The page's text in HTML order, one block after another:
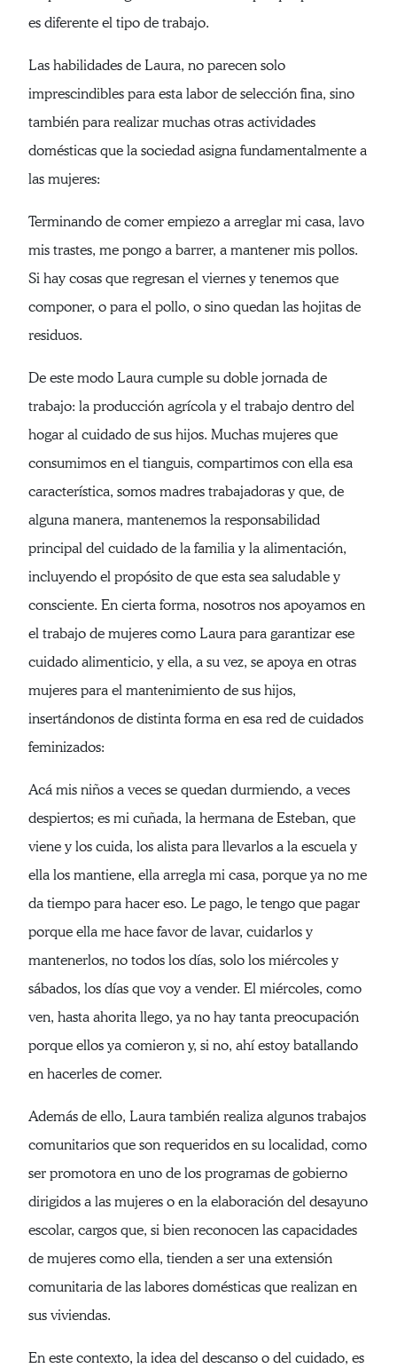
es diferente el tipo de trabajo.
Las habilidades de Laura, no parecen solo
imprescindibles para esta labor de selección fina, sino
también para realizar muchas otras actividades
domésticas que la sociedad asigna fundamentalmente a
las mujeres:
Terminando de comer empiezo a arreglar mi casa, lavo
mis trastes, me pongo a barrer, a mantener mis pollos.
Si hay cosas que regresan el viernes y tenemos que
componer, o para el pollo, o sino quedan las hojitas de
residuos.
De este modo Laura cumple su doble jornada de
trabajo: la producción agrícola y el trabajo dentro del
hogar al cuidado de sus hijos. Muchas mujeres que
consumimos en el tianguis, compartimos con ella esa
característica, somos madres trabajadoras y que, de
alguna manera, mantenemos la responsabilidad
principal del cuidado de la familia y la alimentación,
incluyendo el propósito de que esta sea saludable y
consciente. En cierta forma, nosotros nos apoyamos en
el trabajo de mujeres como Laura para garantizar ese
cuidado alimenticio, y ella, a su vez, se apoya en otras
mujeres para el mantenimiento de sus hijos,
insertándonos de distinta forma en esa red de cuidados
feminizados:
Acá mis niños a veces se quedan durmiendo, a veces
despiertos; es mi cuñada, la hermana de Esteban, que
viene y los cuida, los alista para llevarlos a la escuela y
ella los mantiene, ella arregla mi casa, porque ya no me
da tiempo para hacer eso. Le pago, le tengo que pagar
porque ella me hace favor de lavar, cuidarlos y
mantenerlos, no todos los días, solo los miércoles y
sábados, los días que voy a vender. El miércoles, como
ven, hasta ahorita llego, ya no hay tanta preocupación
porque ellos ya comieron y, si no, ahí estoy batallando
en hacerles de comer.
Además de ello, Laura también realiza algunos trabajos
comunitarios que son requeridos en su localidad, como
ser promotora en uno de los programas de gobierno
dirigidos a las mujeres o en la elaboración del desayuno
escolar, cargos que, si bien reconocen las capacidades
de mujeres como ella, tienden a ser una extensión
comunitaria de las labores domésticas que realizan en
sus viviendas.
En este contexto, la idea del descanso o del cuidado, es